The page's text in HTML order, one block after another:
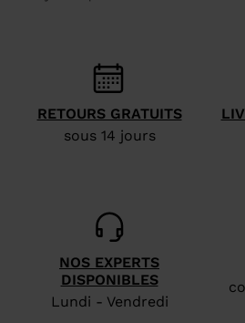
website
version
States
RETOURS GRATUITS
sous 14 jours
NOS EXPERTS
DISPONIBLES
Lundi - Vendredi